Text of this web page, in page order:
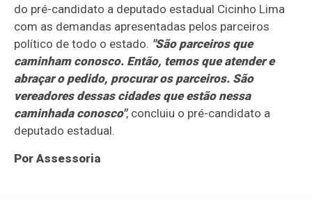
do pré-candidato a deputado estadual Cicinho Lima
com as demandas apresentadas pelos parceiros
político de todo o estado. "São parceiros que
caminham conosco. Então, temos que atender e
abraçar o pedido, procurar os parceiros. São
vereadores dessas cidades que estão nessa
caminhada conosco", concluiu o pré-candidato a
deputado estadual.
Por Assessoria